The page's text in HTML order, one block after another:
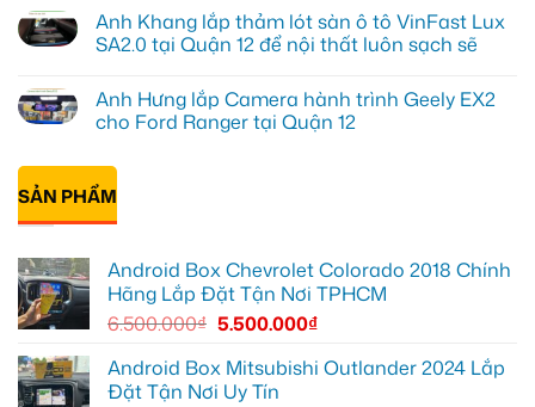
tại
Quận
Thủ
Toyota
Vios
lắp
màn
hình
cho
Hyundai
Accent
để
giải
trí
hơn
bình
luận
ở
lắp
HUD
cho
Honda
CRV
tại
Quận
hiển
thị
thông
tin
hơn
Anh Khang lắp thảm lót sàn ô tô VinFast Lux
SA2.0 tại Quận 12 để nội thất luôn sạch sẽ
bình
luận
ở
thảm
lót
sàn
VinFast
Lux
SA2.0
tại
Quận
nội
thất
Anh Hưng lắp Camera hành trình Geely EX2
cho Ford Ranger tại Quận 12
có
luận
ở
Anh
Camera
hành
trình
Geely
EX2
Ford
Ranger
tại
SẢN PHẨM
Android Box Chevrolet Colorado 2018 Chính
Hãng Lắp Đặt Tận Nơi TPHCM
6.500.000₫ 5.500.000₫
Android Box Mitsubishi Outlander 2024 Lắp
Đặt Tận Nơi Uy Tín